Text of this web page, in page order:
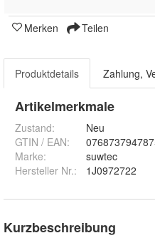
Merken Teilen
Produktdetails Zahlung,
Artikelmerkmale
Zustand:
Neu
GTIN / EAN:
Marke:
suwtec
Hersteller Nr.:
1J0972722
Kurzbeschreibung